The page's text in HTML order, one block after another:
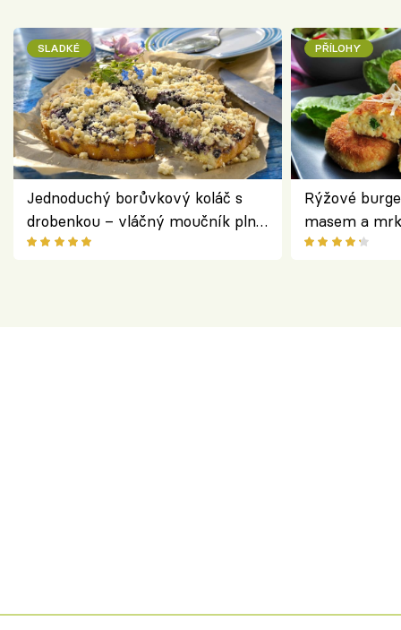
SLADKÉ
Jednoduchý borůvkový koláč s
drobenkou – vláčný moučník plný
ovoce
PŘÍLOHY
Rýžové
masem a
salátem –